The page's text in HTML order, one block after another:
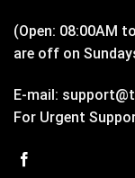
(Open: 08:00AM
are off on
E-mail:
For Urgent